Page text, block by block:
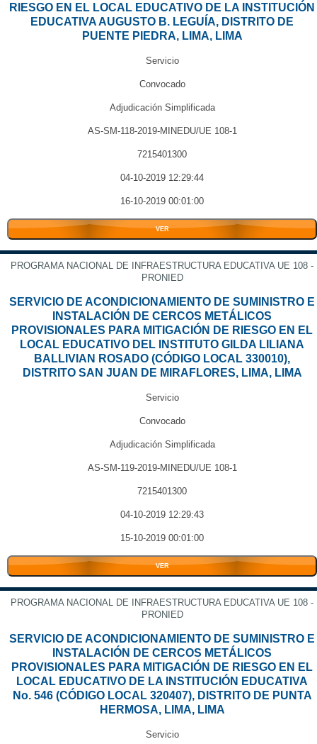
RIESGO EN EL LOCAL EDUCATIVO DE LA INSTITUCIÓN
EDUCATIVA AUGUSTO B. LEGUÍA, DISTRITO DE
PUENTE PIEDRA, LIMA, LIMA
Servicio
Convocado
Adjudicación Simplificada
AS-SM-118-2019-MINEDU/UE 108-1
7215401300
04-10-2019 12:29:44
16-10-2019 00:01:00
VER
PROGRAMA NACIONAL DE INFRAESTRUCTURA EDUCATIVA UE 108 -
PRONIED
SERVICIO DE ACONDICIONAMIENTO DE SUMINISTRO E
INSTALACIÓN DE CERCOS METÁLICOS
PROVISIONALES PARA MITIGACIÓN DE RIESGO EN EL
LOCAL EDUCATIVO DEL INSTITUTO GILDA LILIANA
BALLIVIAN ROSADO (CÓDIGO LOCAL 330010),
DISTRITO SAN JUAN DE MIRAFLORES, LIMA, LIMA
Servicio
Convocado
Adjudicación Simplificada
AS-SM-119-2019-MINEDU/UE 108-1
7215401300
04-10-2019 12:29:43
15-10-2019 00:01:00
VER
PROGRAMA NACIONAL DE INFRAESTRUCTURA EDUCATIVA UE 108 -
PRONIED
SERVICIO DE ACONDICIONAMIENTO DE SUMINISTRO E
INSTALACIÓN DE CERCOS METÁLICOS
PROVISIONALES PARA MITIGACIÓN DE RIESGO EN EL
LOCAL EDUCATIVO DE LA INSTITUCIÓN EDUCATIVA
No. 546 (CÓDIGO LOCAL 320407), DISTRITO DE PUNTA
HERMOSA, LIMA, LIMA
Servicio